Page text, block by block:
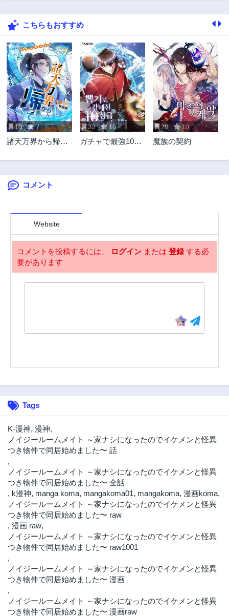
第4話
第2話
2年前
第1話
2年前
こちらもおすすめ
10 7
諸天万界から帰っ
30 10
ガチャで最強10星
28 10
魔族の契約
コメント
Website
コメントを投稿するには、 ログイン または 登録する必
要があります
Tags
K-漫神, 漫神,
ノイジールームメイト ～家ナシになったのでイケメンと怪異
つき物件で同居始めました〜 話
,
ノイジールームメイト ～家ナシになったのでイケメンと怪異
つき物件で同居始めました〜 全話
, k漫神, manga koma, mangakoma01, mangakoma, 漫画koma,
ノイジールームメイト ～家ナシになったのでイケメンと怪異
つき物件で同居始めました〜 raw
, 漫画 raw,
ノイジールームメイト ～家ナシになったのでイケメンと怪異
つき物件で同居始めました〜 raw1001
,
ノイジールームメイト ～家ナシになったのでイケメンと怪異
つき物件で同居始めました〜 漫画
,
ノイジールームメイト ～家ナシになったのでイケメンと怪異
つき物件で同居始めました〜 漫画raw